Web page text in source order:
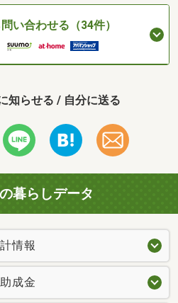
い合わせる（34件）
知らせる / 自分に送る
暮らしデータ
情報
成金